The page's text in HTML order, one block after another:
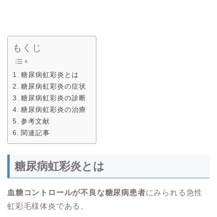
もくじ
糖尿病虹彩炎とは
糖尿病虹彩炎の症状
糖尿病虹彩炎の診断
糖尿病虹彩炎の治療
参考文献
関連記事
糖尿病虹彩炎とは
血糖コントロールが不良な糖尿病患者にみられる急性
虹彩毛様体炎である。